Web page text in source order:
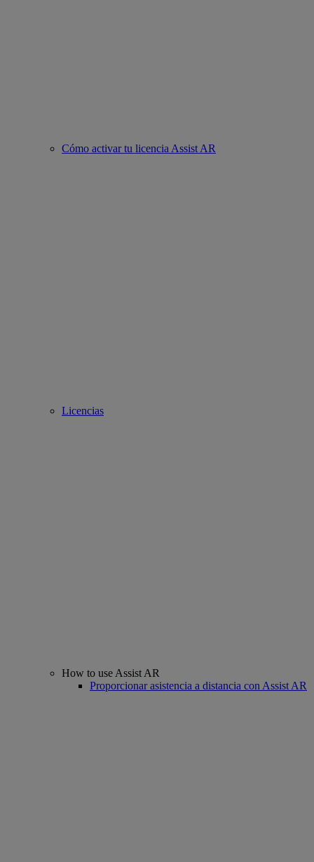
Cómo activar tu licencia Assist AR
Licencias
How to use Assist AR
Proporcionar asistencia a distancia con Assist AR